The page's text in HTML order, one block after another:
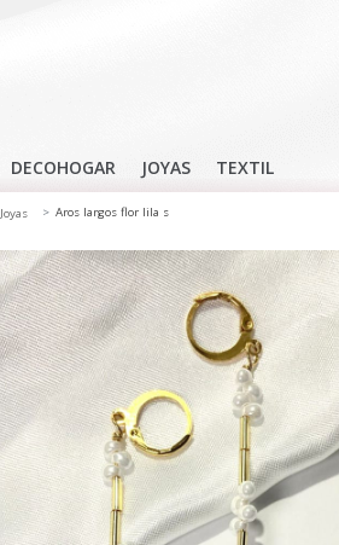
DECOHOGAR JOYAS TEXTIL
Joyas Aros largos flor lila s